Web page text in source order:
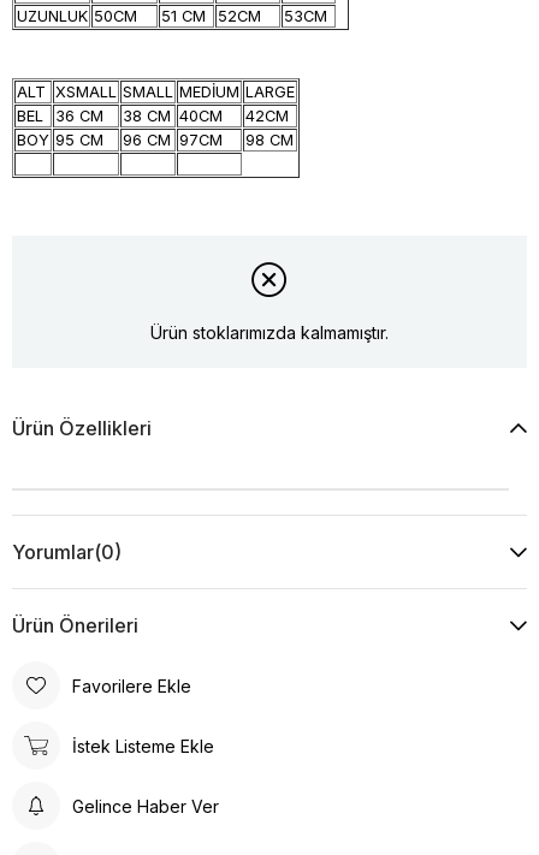
UZUNLUK 50CM 51 CM 52CM 53CM
ALT XSMALL SMALL MEDİUM LARGE
BEL
36 CM 38 CM 40CM
42CM
BOY 95 CM 96 CM 97CM 98 CM
Ürün stoklarımızda kalmamıştır.
Ürün Özellikleri
Yorumlar(0)
Ürün Önerileri
Favorilere Ekle
İstek Listeme Ekle
Gelince Haber Ver